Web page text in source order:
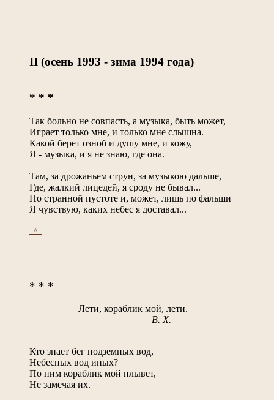
II (осень 1993 - зима 1994 года)
* * *
Так больно не совпасть, а музыка, быть может,
Играет только мне, и только мне слышна.
Какой берет озноб и душу мне, и кожу,
Я - музыка, и я не знаю, где она.
Там, за дрожаньем струн, за музыкою дальше,
Где, жалкий лицедей, я сроду не бывал...
По странной пустоте и, может, лишь по фальши
Я чувствую, каких небес я доставал...
_^_
* * *
Лети, кораблик мой, лети.
В. Х.
Кто знает бег подземных вод,
Небесных вод иных?
По ним кораблик мой плывет,
Не замечая их.